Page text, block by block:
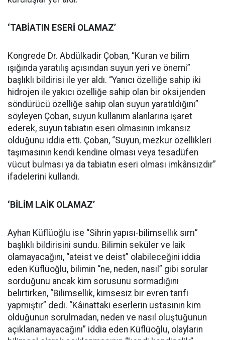
‘TABİATIN ESERİ OLAMAZ’
Kongrede Dr. Abdülkadir Çoban, “Kuran ve bilim
ışığında yaratılış açısından suyun yeri ve önemi”
başlıklı bildirisi ile yer aldı. “Yanıcı özelliğe sahip iki
hidrojen ile yakıcı özelliğe sahip olan bir oksijenden
söndürücü özelliğe sahip olan suyun yaratıldığını”
söyleyen Çoban, suyun kullanım alanlarına işaret
ederek, suyun tabiatın eseri olmasının imkansız
olduğunu iddia etti. Çoban, “Suyun, mezkur özellikleri
taşımasının kendi kendine olması veya tesadüfen
vücut bulması ya da tabiatın eseri olması imkânsızdır”
ifadelerini kullandı.
‘BİLİM LAİK OLAMAZ’
Ayhan Küflüoğlu ise “Sihrin yapısı-bilimsellık sırrı”
başlıklı bildirisini sundu. Bilimin seküler ve laik
olamayacağını, “ateist ve deist” olabileceğini iddia
eden Küflüoğlu, bilimin “ne, neden, nasıl” gibi sorular
sorduğunu ancak kim sorusunu sormadığını
belirtirken, “Bilimsellik, kimsesiz bir evren tarifi
yapmıştır” dedi. “Kâinattaki eserlerin ustasının kim
olduğunun sorulmadan, neden ve nasıl oluştuğunun
açıklanamayacağını” iddia eden Küflüoğlu, olayların